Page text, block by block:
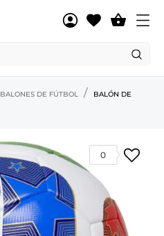

BALONES DE FÚTBOL
BALÓN DE
0